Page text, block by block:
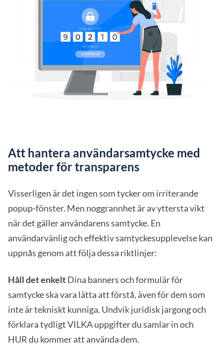
Att hantera användarsamtycke med
metoder för transparens
Visserligen är det ingen som tycker om irriterande
popup-fönster. Men noggrannhet är av yttersta vikt
när det gäller användarens samtycke. En
användarvänlig och effektiv samtyckesupplevelse kan
uppnås genom att följa dessa riktlinjer:
Håll det enkeltDina banners och formulär för
samtycke ska vara lätta att förstå, även för dem som
inte är tekniskt kunniga. Undvik juridisk jargong och
förklara tydligt VILKA uppgifter du samlar in och
HUR du kommer att använda dem.